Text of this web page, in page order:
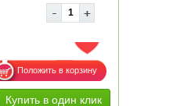
ДОБАВИТЬ В ИЗБРАННОЕ